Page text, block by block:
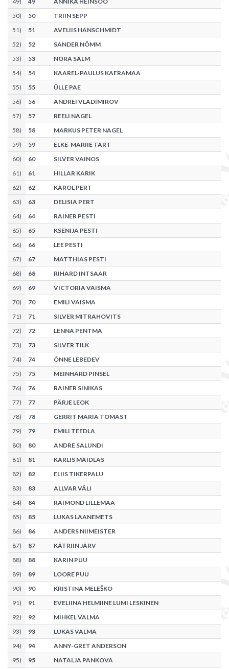
50) 50
TRIIN SEPP
51) 51
AVELIIS HANSCHMIDT
52) 52
SANDER NÕMM
53) 53
NORA SALM
54) 54
KAAREL-PAULUS KAERAMAA
55) 55
ÜLLE PAE
56) 56
ANDREI VLADIMIROV
57) 57
REELI NAGEL
58) 58
MARKUS PETER NAGEL
59) 59
ELKE-MARIIE TART
60) 60
SILVER VAINOS
61) 61
HILLAR KARIK
62) 62
KAROL PERT
63) 63
DELISIA PERT
64) 64
RAINER PESTI
65) 65
KSENIJA PESTI
66) 66
LEE PESTI
67) 67
MATTHIAS PESTI
68) 68
RIHARD INTSAAR
69) 69
VICTORIA VAISMA
70) 70
EMILI VAISMA
71) 71
SILVER MITRAHOVITS
72) 72
LENNA PENTMA
73) 73
SILVER TILK
74) 74
ÕNNE LEBEDEV
75) 75
MEINHARD PINSEL
76) 76
RAINER SINIKAS
77) 77
PÄRJE LEOK
78) 78
GERRIT MARIA TOMAST
79) 79
EMILI TEEDLA
80) 80
ANDRE SALUNDI
81) 81
KARLIS MAIDLAS
82) 82
ELIIS TIKERPALU
83) 83
ALLVAR VÄLI
84) 84
RAIMOND LILLEMAA
85) 85
LUKAS LAANEMETS
86) 86
ANDERS NIIMEISTER
87) 87
KÄTRIIN JÄRV
88) 88
KARIN PUU
89) 89
LOORE PUU
90) 90
KRISTINA MELEŠKO
91) 91
EVELIINA HELMIINE LUMI LESKINEN
92) 92
MIHKEL VALMA
93) 93
LUKAS VALMA
94) 94
ANNY-GRET ANDERSON
95) 95 NATALJA PANKOVA